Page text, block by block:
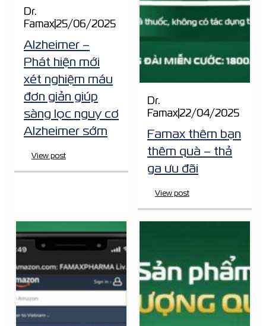
Dr.
Famax|25/06/2025
Alzheimer –
Phát hiện mới
xét nghiệm máu
đơn giản giúp
sàng lọc nguy cơ
Alzheimer sớm
View post
Dr.
Famax|22/04/2025
Famax thêm bạn
thêm quà – thả
ga ưu đãi
View post